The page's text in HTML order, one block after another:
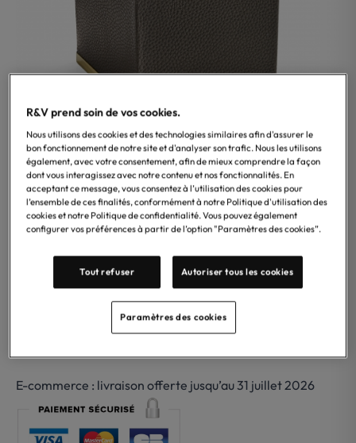
Treesseci
Porte coton – Accessoire élégant en cuir et laiton, au
style moderne, idéal pour une installation a poser.
Éco-participation incluse
de
coton
laiton
cuir
Ajouter au panier
E-commerce : livraison offerte jusqu’au 31 juillet 2026
R&V prend soin de vos cookies.
Nous utilisons des cookies et des technologies similaires afin d'assurer le
bon fonctionnement de notre site et d'analyser son trafic. Nous les utilisons
également, avec votre consentement, afin de mieux comprendre la façon
dont vous interagissez avec notre contenu et nos fonctionnalités. En
acceptant ce message, vous consentez à l’utilisation des cookies pour
l’ensemble de ces finalités, conformément à notre Politique d'utilisation des
cookies et notre Politique de confidentialité. Vous pouvez également
configurer vos préférences à partir de l’option "Paramètres des cookies”.
Tout refuser Autoriser tous les cookies
Paramètres des cookies